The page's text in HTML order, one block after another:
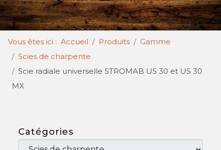
Vous êtes ici : Accueil Produits
Gamme
Scies de charpente
Scie radiale universelle STROMAB US 30 et US 30
MX
Catégories